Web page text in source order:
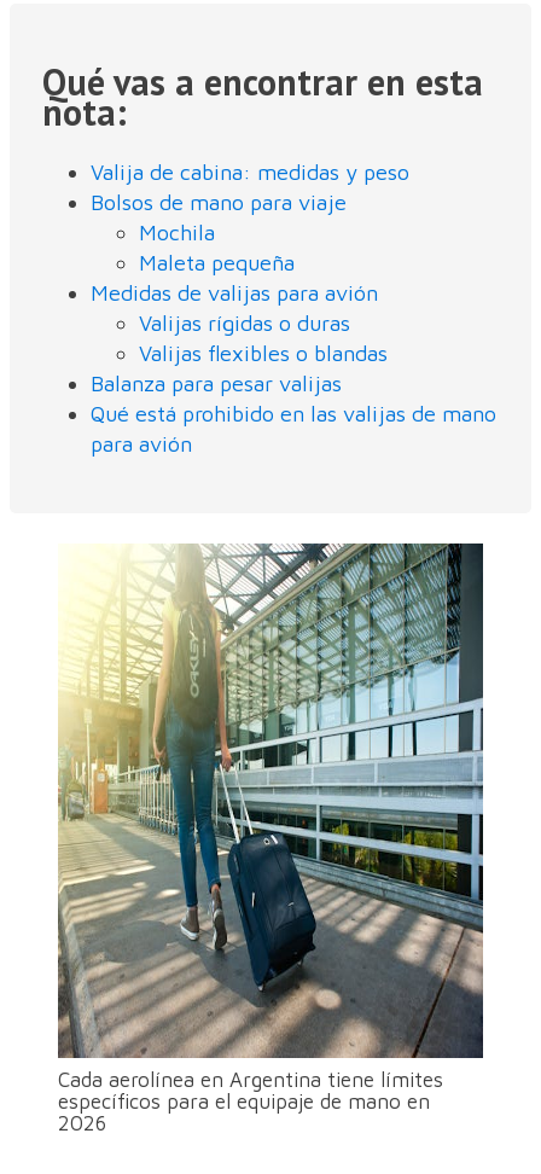
Qué vas a encontrar en esta
nota:
Valija de cabina: medidas y peso
Bolsos de mano para viaje
Mochila
Maleta pequeña
Medidas de valijas para avión
Valijas rígidas o duras
Valijas flexibles o blandas
Balanza para pesar valijas
Qué está prohibido en las valijas de mano
para avión
Cada aerolínea en Argentina tiene límites
específicos para el equipaje de mano en
2026